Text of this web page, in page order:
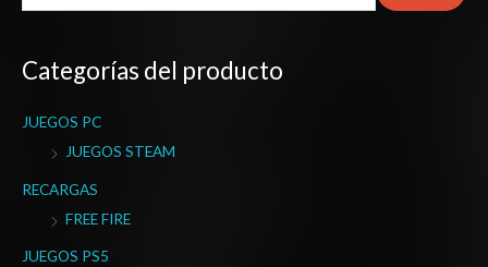
u
c
r
o
Categorías del producto
JUEGOS PC
JUEGOS STEAM
RECARGAS
FREE FIRE
JUEGOS PS5